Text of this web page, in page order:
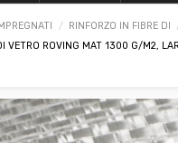
RINFORZO IN FIBRE DI
VETRO ROVING MAT 1300 G/M2,